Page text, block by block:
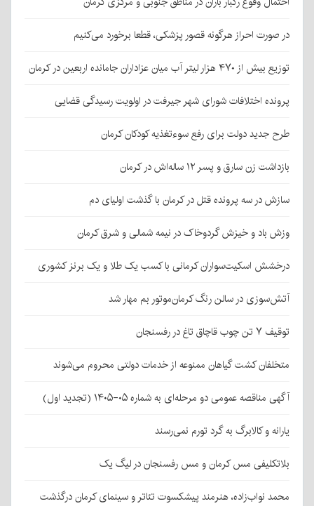
در صورت احراز هرگونه قصور پزشکی، قطعا برخورد می‌کنیم
توزیع بیش از ۴۷۰ هزار لیتر آب میان عزاداران جامانده اربعین در کرمان
پرونده اختلافات شورای شهر جیرفت در اولویت رسیدگی قضایی
طرح جدید دولت برای رفع سوءتغذیه کودکان کرمان
بازداشت زن سارق و پسر ۱۲ ساله‌اش در کرمان
سازش در سه پرونده قتل در کرمان با گذشت اولیای دم
وزش باد و خیزش گردوخاک در نیمه شمالی و شرق کرمان
درخشش اسکیت‌سواران کرمانی با کسب یک طلا و یک برنز کشوری
آتش‌سوزی در سالن رنگ کرمان‌موتور بم مهار شد
توقیف ۷ تن چوب قاچاق تاغ در رفسنجان
متخلفان کشت گیاهان ممنوعه از خدمات دولتی محروم می‌شوند
آگهی مناقصه عمومی دو مرحله‌ای به شماره ۰۵-۱۴۰۵ (تجدید اول)
یارانه و کالابرگ به گرد تورم نمی‌رسند
بلاتکلیفی مس کرمان و مس رفسنجان در لیگ یک
محمد نواب‌زاده، هنرمند پیشکسوت تئاتر و سینمای کرمان درگذشت